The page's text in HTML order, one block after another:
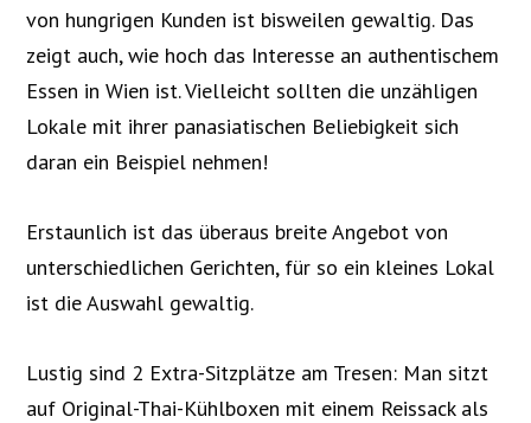
von hungrigen Kunden ist bisweilen gewaltig. Das
zeigt auch, wie hoch das Interesse an authentischem
Essen in Wien ist. Vielleicht sollten die unzähligen
Lokale mit ihrer panasiatischen Beliebigkeit sich
daran ein Beispiel nehmen!
Erstaunlich ist das überaus breite Angebot von
unterschiedlichen Gerichten, für so ein kleines Lokal
ist die Auswahl gewaltig.
Lustig sind 2 Extra-Sitzplätze am Tresen: Man sitzt
auf Original-Thai-Kühlboxen mit einem Reissack als